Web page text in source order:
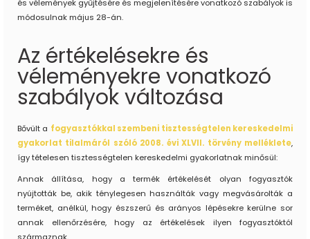
és vélemények gyűjtésére és megjelenítésére vonatkozó szabályok is
módosulnak május 28-án.
Az értékelésekre és
véleményekre vonatkozó
szabályok változása
Bővült a fogyasztókkal szembeni tisztességtelen kereskedelmi
gyakorlat tilalmáról szóló 2008. évi XLVII. törvény melléklete,
így tételesen tisztességtelen kereskedelmi gyakorlatnak minősül:
Annak állítása, hogy a termék értékelését olyan fogyasztók
nyújtották be, akik ténylegesen használták vagy megvásárolták a
terméket, anélkül, hogy észszerű és arányos lépésekre kerülne sor
annak ellenőrzésére, hogy az értékelések ilyen fogyasztóktól